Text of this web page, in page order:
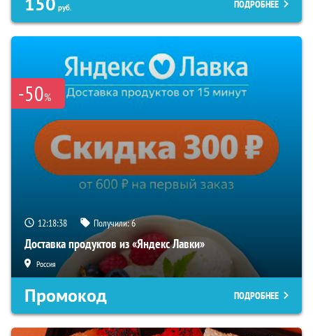
руб. ПОДРОБНЕЕ
-50%
12:18:37 Получили:6
Доставка продуктов из «Яндекс Лавки»
Россия
Промокод ПОДРОБНЕЕ